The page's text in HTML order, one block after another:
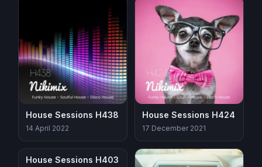
House Sessions H438
14 April 2022
House Sessions H424
17 December 2021
House Sessions H403